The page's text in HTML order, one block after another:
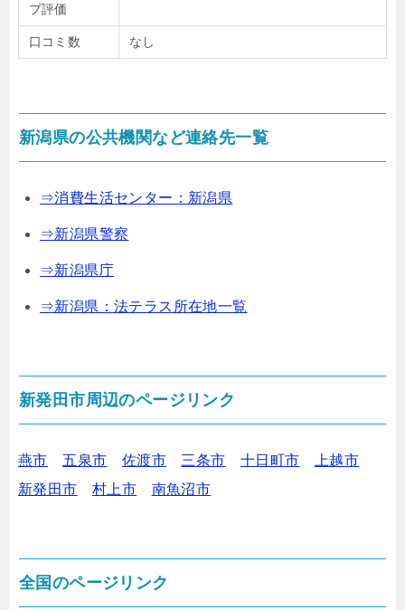
プ評価
口コミ数 なし
新潟県の公共機関など連絡先一覧
⇒消費生活センター：新潟県
⇒新潟県警察
⇒新潟県庁
⇒新潟県：法テラス所在地一覧
新発田市周辺のページリンク
燕市 五泉市 佐渡市 三条市 十日町市
上越市
新発田市
村上市 南魚沼市
全国のページリンク